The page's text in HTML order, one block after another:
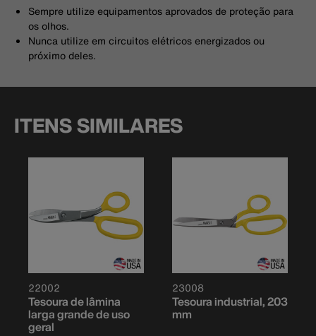
Sempre utilize equipamentos aprovados de proteção para
os olhos.
Nunca utilize em circuitos elétricos energizados ou
próximo deles.
ITENS SIMILARES
22002
Tesoura de lâmina
larga grande de uso
geral
23008
Tesoura industrial, 203
mm